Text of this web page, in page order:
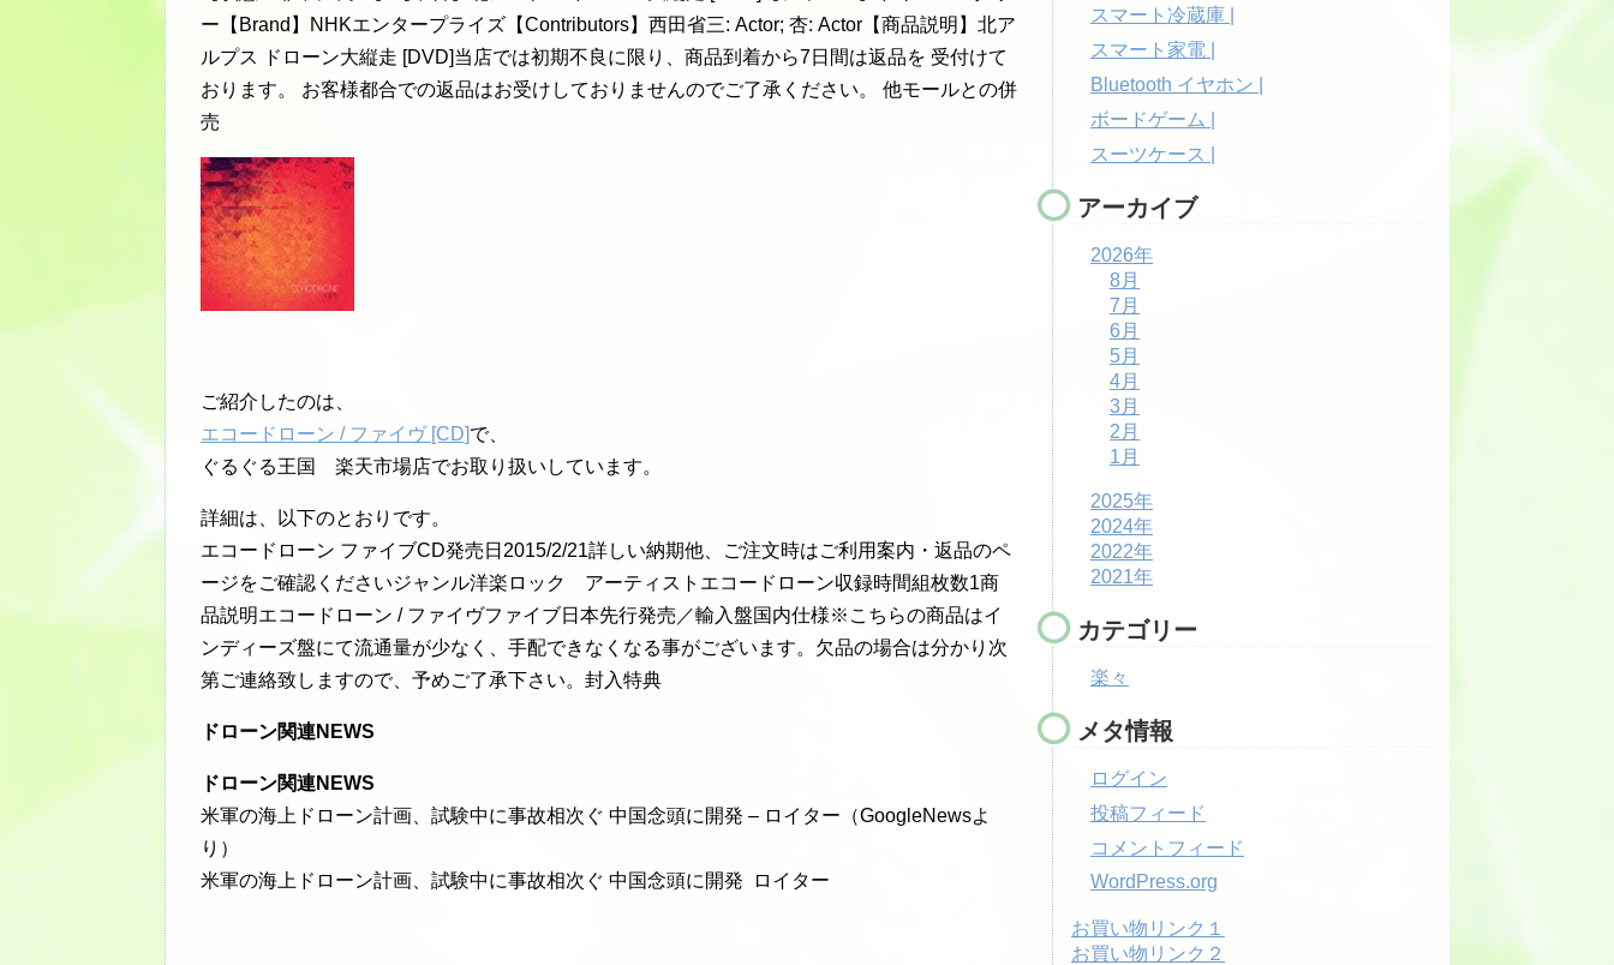
ー【Brand】NHKエンタープライズ【Contributors】西田省三: Actor; 杏: Actor【商品説明】北ア
ルプス ドローン大縦走 [DVD]当店では初期不良に限り、商品到着から7日間は返品を 受付けて
おります。 お客様都合での返品はお受けしておりませんのでご了承ください。 他モールとの併
売
ご紹介したのは、
エコードローン / ファイヴ [CD]で、
ぐるぐる王国 楽天市場店でお取り扱いしています。
詳細は、以下のとおりです。
エコードローン ファイブCD発売日2015/2/21詳しい納期他、ご注文時はご利用案内・返品のペ
ージをご確認くださいジャンル洋楽ロック アーティストエコードローン収録時間組枚数1商
品説明エコードローン / ファイヴファイブ日本先行発売／輸入盤国内仕様※こちらの商品はイ
ンディーズ盤にて流通量が少なく、手配できなくなる事がございます。欠品の場合は分かり次
第ご連絡致しますので、予めご了承下さい。封入特典
ドローン関連NEWS
ドローン関連NEWS
米軍の海上ドローン計画、試験中に事故相次ぐ 中国念頭に開発 – ロイター（GoogleNewsよ
り）
米軍の海上ドローン計画、試験中に事故相次ぐ 中国念頭に開発 ロイター
スマート冷蔵庫 |
スマート家電 |
Bluetooth イヤホン |
ボードゲーム |
スーツケース |
アーカイブ
2026年
8月
7月
6月
5月
4月
3月
2月
1月
2025年
2024年
2022年
2021年
カテゴリー
楽々
メタ情報
ログイン
投稿フィード
コメントフィード
WordPress.org
お買い物リンク１
お買い物リンク２